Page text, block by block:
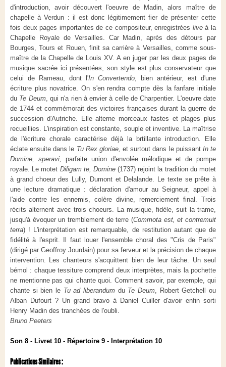
d'introduction
avoir découvert l'oeuvre de Madin, alors maître de
chapelle à Verdun : il est donc légitimement fier de présenter cette
fois deux pages importantes de ce compositeur, enregistrées liveà la
Chapelle Royale de Versailles. Car Madin, après des détours par
Bourges, Tours et Rouen, finit sa carrière à Versailles, comme sous-
maître de la Chapelle de Louis XV. A en juger par les deux pages de
musique sacrée ici présentées, son style est plus conservateur que
celui de Rameau, dont l'In Convertendo
bien antérieur, est d'une
écriture plus novatrice. On s'en rendra compte dès la fanfare initiale
du Te Deum, qui n'a rien à envier à celle de Charpentier. L'oeuvre date
de 1744 et commémorait des victoires françaises durant la guerre de
succession d'Autriche. Elle alterne morceaux fastes et plages plus
recueillies. L'inspiration est constante, souple et inventive. La maîtrise
de l'écriture chorale caractérise déjà la brtillante introduction. Elle
éclate ensuite dans le Tu Rex gloriae,et surtout dans le puissant In te
Domine, speravi, parfaite union d'envolée mélodique et de pompe
royale. Le motet Diligam te, Domine(1737) rejoint la tradition du motet
à grand choeur des Lully, Dumont et Delalande. Le texte se prête à
une lecture dramatique : déclaration d'amour au Seigneur, appel à
l'aide contre les ennemis, colère divine, remerciement final. Trois
récits alternent avec trois choeurs. La musique, fidèle, suit la trame,
jusqu'à évoquer un tremblement de terre (Commota est, et contremuit
terra) ! L'interprétation est remarquable, de restitution autant que de
fidélité à l'esprit. Il faut louer l'ensemble choral des "Cris de Paris"
(dirigé par Geoffroy Jourdain) pour sa ferveur et la précision de chaque
intervention. Les chanteurs s'acquittent bien de leur tâche. Un seul
bémol : chaque tessiture comprend deux interprètes, mais la pochette
ne mentionne pas qui chante quoi. Comment savoir, par exemple, qui
chante si bien le Tu ad liberandum du Te Deum , Robert Getchell ou
Alban Dufourt ? Un grand bravo à Daniel Cuiller d'avoir enfin sorti
Henry Madin des tranchées de l'oubli.
Bruno Peeters
Son 8 - Livret 10 - Répertoire 9 - Interprétation 10
Publications Similaires :